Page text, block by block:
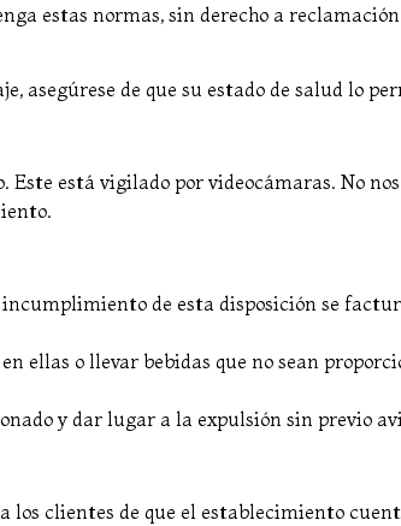
estas normas, sin derecho a
asegúrese de que su estado de salud lo
está vigilado por videocámaras. No
de esta disposición se
o llevar bebidas que no sean
y dar lugar a la expulsión sin previo
los clientes de que el establecimiento